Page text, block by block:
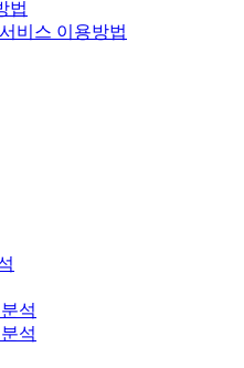
법
비스 이용방법
석
석